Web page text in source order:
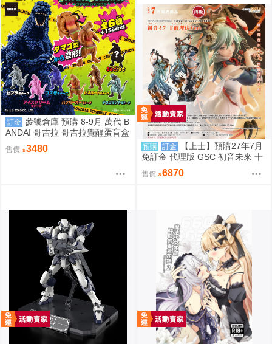
證 簽感謝簽名板トミー27 ［箱庭
交響曲-通販］
訂金 參號倉庫 預購 8-9月 萬代 B
ANDAI 哥吉拉 哥吉拉覺醒蛋盲盒
中盒12入 812超取免訂
售價 3480 預購 訂金
【上士】預購27年7月
免訂金 代理版 GSC 初音未來 十
面埋伏Ver. 1/7 再版
售價 6870